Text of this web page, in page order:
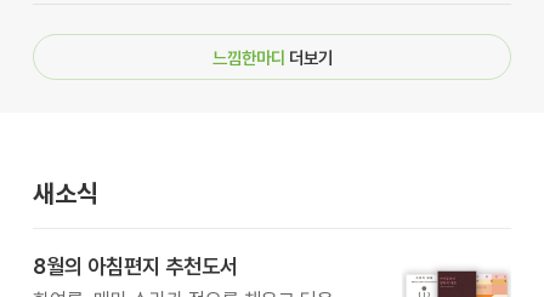
느낌한마디 더보기
새소식
8월의 아침편지 추천도서